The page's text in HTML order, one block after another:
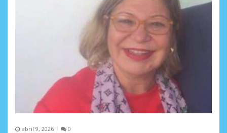
abril 9, 2026 0